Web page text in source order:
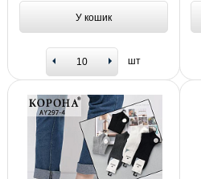
У кошик
шт